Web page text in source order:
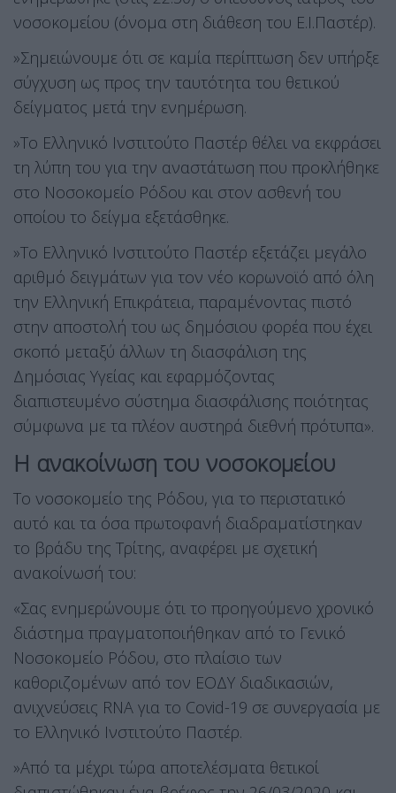
νοσοκομείου (όνομα στη διάθεση του Ε.Ι.Παστέρ).
»Σημειώνουμε ότι σε καμία περίπτωση δεν υπήρξε
σύγχυση ως προς την ταυτότητα του θετικού
δείγματος μετά την ενημέρωση.
»Το Ελληνικό Ινστιτούτο Παστέρ θέλει να εκφράσει
τη λύπη του για την αναστάτωση που προκλήθηκε
στο Νοσοκομείο Ρόδου και στον ασθενή του
οποίου το δείγμα εξετάσθηκε.
»Το Ελληνικό Ινστιτούτο Παστέρ εξετάζει μεγάλο
αριθμό δειγμάτων για τον νέο κορωνοϊό από όλη
την Ελληνική Επικράτεια, παραμένοντας πιστό
στην αποστολή του ως δημόσιου φορέα που έχει
σκοπό μεταξύ άλλων τη διασφάλιση της
Δημόσιας Υγείας και εφαρμόζοντας
διαπιστευμένο σύστημα διασφάλισης ποιότητας
σύμφωνα με τα πλέον αυστηρά διεθνή πρότυπα».
Η ανακοίνωση του νοσοκομείου
Το νοσοκομείο της Ρόδου, για το περιστατικό
αυτό και τα όσα πρωτοφανή διαδραματίστηκαν
το βράδυ της Τρίτης, αναφέρει με σχετική
ανακοίνωσή του:
«Σας ενημερώνουμε ότι το προηγούμενο χρονικό
διάστημα πραγματοποιήθηκαν από το Γενικό
Νοσοκομείο Ρόδου, στο πλαίσιο των
καθοριζομένων από τον ΕΟΔΥ διαδικασιών,
ανιχνεύσεις RNA για το Covid-19 σε συνεργασία με
το Ελληνικό Ινστιτούτο Παστέρ.
»Από τα μέχρι τώρα αποτελέσματα θετικοί